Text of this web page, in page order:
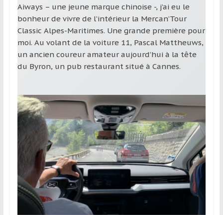
Aiways – une jeune marque chinoise -, j’ai eu le
bonheur de vivre de l’intérieur la Mercan’Tour
Classic Alpes-Maritimes. Une grande première pour
moi. Au volant de la voiture 11, Pascal Mattheuws,
un ancien coureur amateur aujourd’hui à la tête
du Byron, un pub restaurant situé à Cannes.